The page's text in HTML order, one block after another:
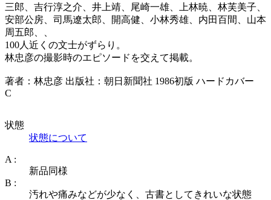
三郎、吉行淳之介、井上靖、尾崎一雄、上林暁、林芙美子、
安部公房、司馬遼太郎、開高健、小林秀雄、内田百間、山本
周五郎、、
100人近くの文士がずらり。
林忠彦の撮影時のエピソードを交えて掲載。
著者：林忠彦 出版社：朝日新聞社 1986初版 ハードカバー
C
状態
状態について
A :
新品同様
B :
汚れや痛みなどが少なく、古書としてきれいな状態